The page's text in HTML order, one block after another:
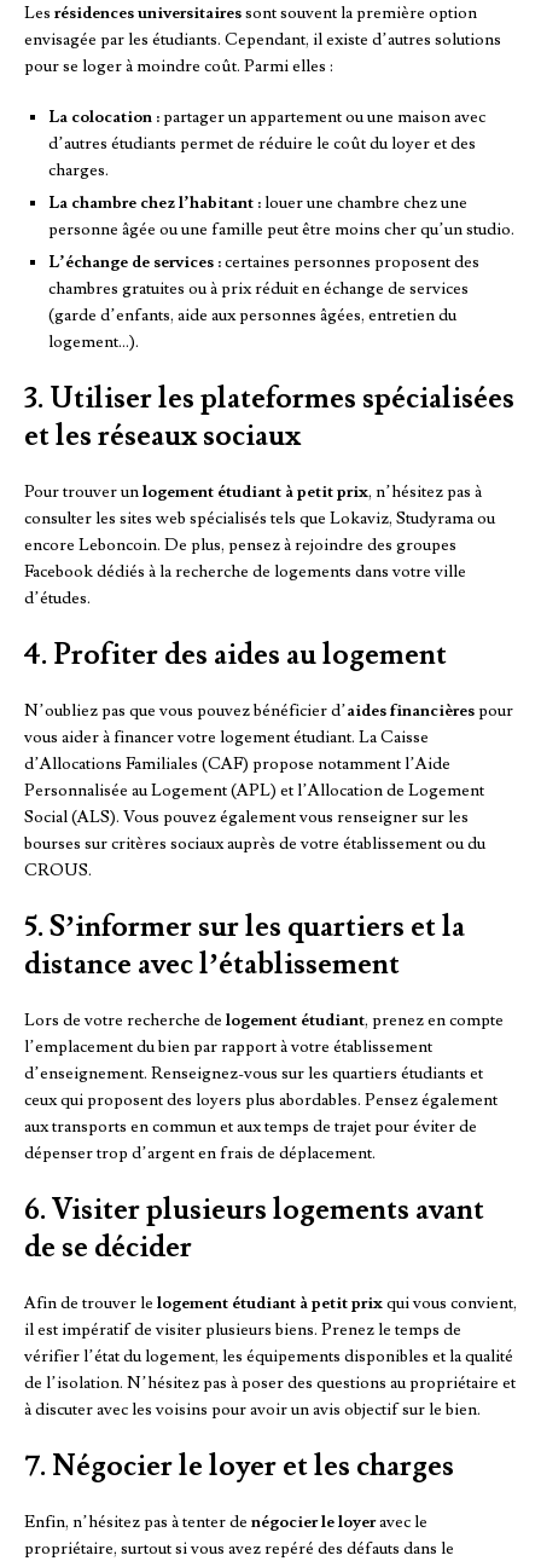
Les résidences universitairessont souvent la première option
envisagée par les étudiants. Cependant, il existe d’autres solutions
pour se loger à moindre coût. Parmi elles :
La colocation :partager un appartement ou une maison avec
d’autres étudiants permet de réduire le coût du loyer et des
charges.
La chambre chez l’habitant :louer une chambre chez une
personne âgée ou une famille peut être moins cher qu’un studio.
L’échange de services :certaines personnes proposent des
chambres gratuites ou à prix réduit en échange de services
(garde d’enfants, aide aux personnes âgées, entretien du
logement…).
3. Utiliser les plateformes spécialisées
et les réseaux sociaux
Pour trouver unlogement étudiant à petit prix, n’hésitez pas à
consulter les sites web spécialisés tels que Lokaviz, Studyrama ou
encore Leboncoin. De plus, pensez à rejoindre des groupes
Facebook dédiés à la recherche de logements dans votre ville
d’études.
4. Profiter des aides au logement
N’oubliez pas que vous pouvez bénéficier d’aides financièrespour
vous aider à financer votre logement étudiant. La Caisse
d’Allocations Familiales (CAF) propose notamment l’Aide
Personnalisée au Logement (APL) et l’Allocation de Logement
Social (ALS). Vous pouvez également vous renseigner sur les
bourses sur critères sociaux auprès de votre établissement ou du
CROUS.
5. S’informer sur les quartiers et la
distance avec l’établissement
Lors de votre recherche de logement étudiant, prenez en compte
l’emplacement du bien par rapport à votre établissement
d’enseignement. Renseignez-vous sur les quartiers étudiants et
ceux qui proposent des loyers plus abordables. Pensez également
aux transports en commun et aux temps de trajet pour éviter de
dépenser trop d’argent en frais de déplacement.
6. Visiter plusieurs logements avant
de se décider
Afin de trouver le logement étudiant à petit prixqui vous convient,
il est impératif de visiter plusieurs biens. Prenez le temps de
vérifier l’état du logement, les équipements disponibles et la qualité
de l’isolation. N’hésitez pas à poser des questions au propriétaire et
à discuter avec les voisins pour avoir un avis objectif sur le bien.
7. Négocier le loyer et les charges
Enfin, n’hésitez pas à tenter de négocier le loyeravec le
propriétaire, surtout si vous avez repéré des défauts dans le